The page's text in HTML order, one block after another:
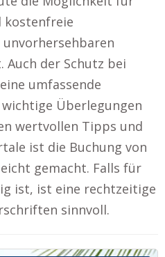
kostenfreie
Auch der Schutz bei
umfassende
Überlegungen
wertvollen Tipps und
ist die Buchung von
gemacht. Falls für
ist, ist eine rechtzeitige
sinnvoll.